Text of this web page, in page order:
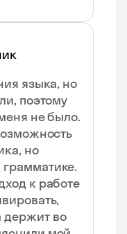
языка, но
поэтому
не было.
но
к работе
держит во